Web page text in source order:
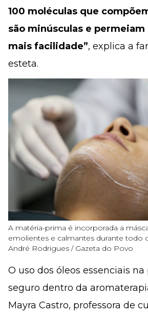
100 moléculas que
são minúsculas e permeiam
mais facilidade”, explica a
esteta.
A matéria-prima é incorporada a
emolientes e calmantes durante todo
André Rodrigues / Gazeta do Povo
O uso dos óleos essenciais
seguro dentro da
Mayra Castro, professora de